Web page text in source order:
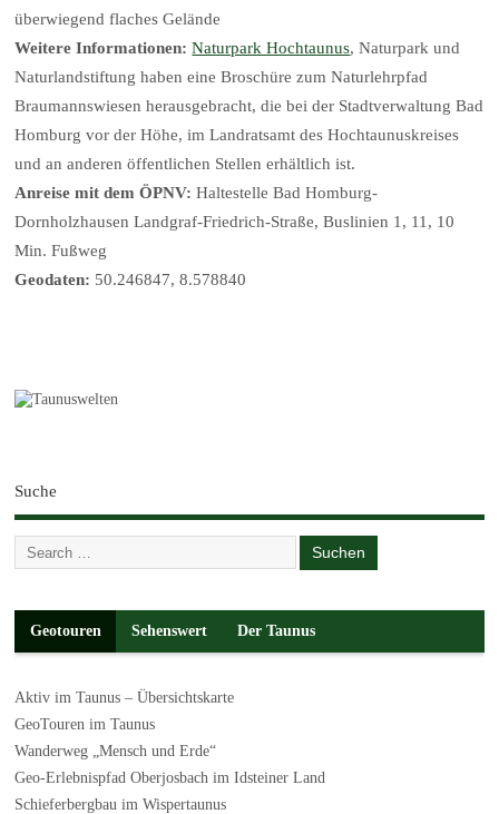
überwiegend flaches Gelände
Weitere Informationen: Naturpark Hochtaunus, Naturpark und
Naturlandstiftung haben eine Broschüre zum Naturlehrpfad
Braumannswiesen herausgebracht, die bei der Stadtverwaltung Bad
Homburg vor der Höhe, im Landratsamt des Hochtaunuskreises
und an anderen öffentlichen Stellen erhältlich ist.
Anreise mit dem ÖPNV:Haltestelle Bad Homburg-
Dornholzhausen Landgraf-Friedrich-Straße, Buslinien 1, 11, 10
Min. Fußweg
Geodaten: 50.246847, 8.578840
Suche
Geotouren Sehenswert Der Taunus
Aktiv im Taunus – Übersichtskarte
GeoTouren im Taunus
Wanderweg „Mensch und Erde“
Geo-Erlebnispfad Oberjosbach im Idsteiner Land
Schieferbergbau im Wispertaunus